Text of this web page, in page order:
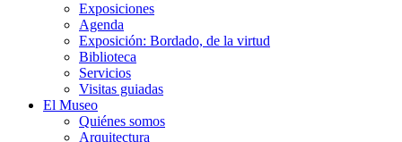
Exposiciones
Agenda
Exposición: Bordado, de la virtud
Biblioteca
Servicios
Visitas guiadas
El Museo
Quiénes somos
Arquitectura